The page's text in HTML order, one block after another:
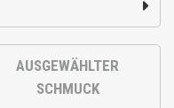
AUSGEWÄHLTER
SCHMUCK